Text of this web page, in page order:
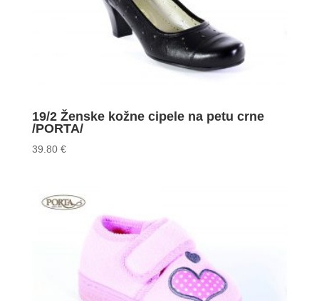
19/2 Ženske kožne cipele na petu crne
/PORTA/
39.80 €